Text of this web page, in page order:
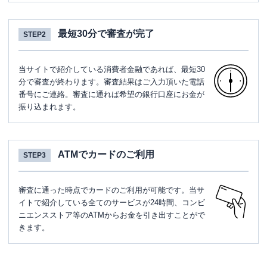
STEP2 最短30分で審査が完了
当サイトで紹介している消費者金融であれば、最短30
分で審査が終わります。審査結果はご入力頂いた電話
番号にご連絡。審査に通れば希望の銀行口座にお金が
振り込まれます。
STEP3 ATMでカードのご利用
審査に通った時点でカードのご利用が可能です。当サ
イトで紹介している全てのサービスが24時間、コンビ
ニエンスストア等のATMからお金を引き出すことがで
きます。